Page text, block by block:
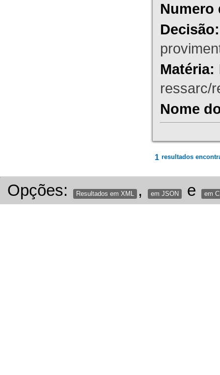
Numero
Decisão:
Matéria:
ressarc/
Nome
1 resultados
Opções: Resultados em XML , em JSON e em